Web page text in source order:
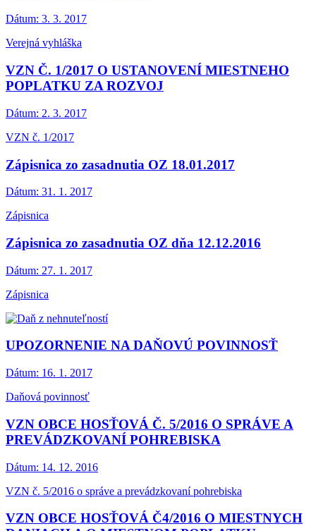
Dátum: 3. 3. 2017
Verejná vyhláška
VZN Č. 1/2017 O USTANOVENÍ MIESTNEHO
POPLATKU ZA ROZVOJ
Dátum: 2. 3. 2017
VZN č. 1/2017
Zápisnica zo zasadnutia OZ 18.01.2017
Dátum: 31. 1. 2017
Zápisnica
Zápisnica zo zasadnutia OZ dňa 12.12.2016
Dátum: 27. 1. 2017
Zápisnica
UPOZORNENIE NA DAŇOVÚ POVINNOSŤ
Dátum: 16. 1. 2017
Daňová povinnosť
VZN OBCE HOSŤOVÁ Č. 5/2016 O SPRÁVE A
PREVÁDZKOVANÍ POHREBISKA
Dátum: 14. 12. 2016
VZN č. 5/2016 o správe a prevádzkovaní pohrebiska
VZN OBCE HOSŤOVÁ Č4/2016 O MIESTNYCH